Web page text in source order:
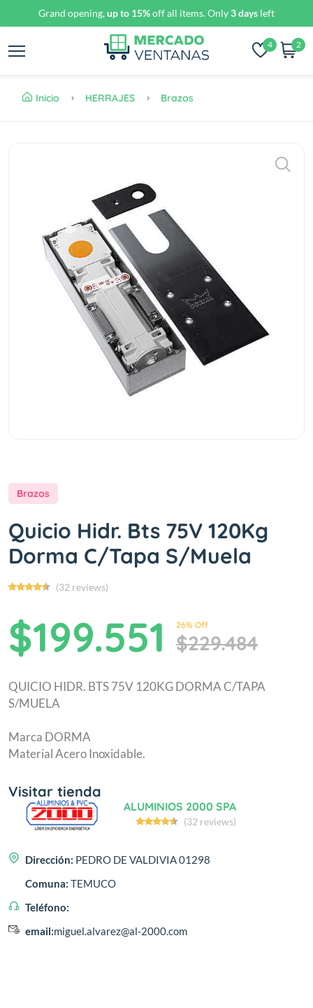
Grand opening,up to 15%off all items. Only3 days left
4 2
Inicio HERRAJES Brazos
Brazos
Quicio Hidr. Bts 75V 120Kg
Dorma C/Tapa S/Muela
(32 reviews)
$199.551 26% Off
$229.484
QUICIO HIDR. BTS 75V 120KG DORMA C/TAPA
S/MUELA
Marca DORMA
Material Acero Inoxidable.
Visitar tienda
ALUMINIOS 2000 SPA
(32 reviews)
Dirección: PEDRO DE VALDIVIA 01298
Comuna: TEMUCO
Teléfono:
email:miguel.alvarez@al-2000.com